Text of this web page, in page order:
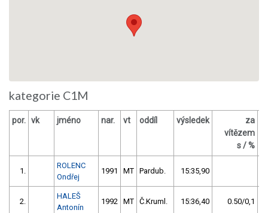
kategorie C1M
por. vk jméno nar. vt oddíl výsledek
za
vítězem
s / %
1.
ROLENC
Ondřej
1991 MT Pardub. 15:35,90
2.
HALEŠ
Antonín
1992 MT Č.Kruml. 15:36,40 0.50/0,1